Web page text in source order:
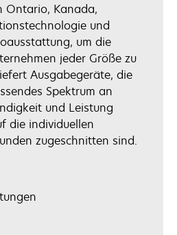
Ontario, Kanada,
und
um die
jeder Größe zu
Ausgabegeräte, die
Spektrum an
und Leistung
die individuellen
zugeschnitten sind.